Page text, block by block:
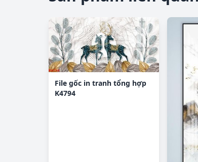
File gốc in tranh tổng hợp
K4794